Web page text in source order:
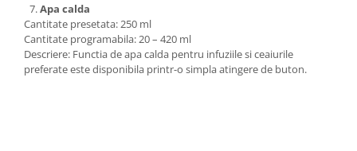
Apa calda
Cantitate presetata: 250 ml
Cantitate programabila: 20 – 420 ml
Descriere: Functia de apa calda pentru infuziile si ceaiurile
preferate este disponibila printr-o simpla atingere de buton.